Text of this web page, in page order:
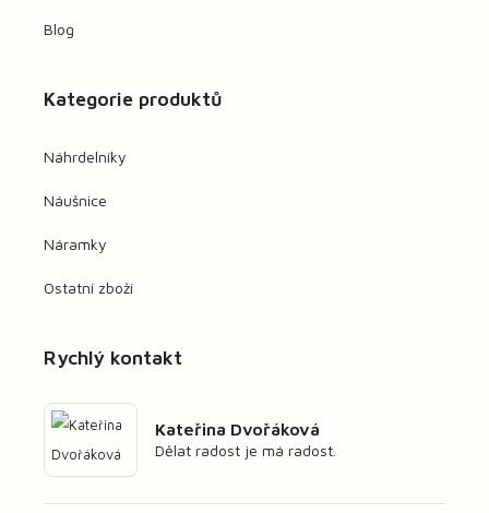
Blog
Kategorie produktů
Náhrdelníky
Náušnice
Náramky
Ostatní zboží
Rychlý kontakt
Kateřina Dvořáková
Dělat radost je má radost.